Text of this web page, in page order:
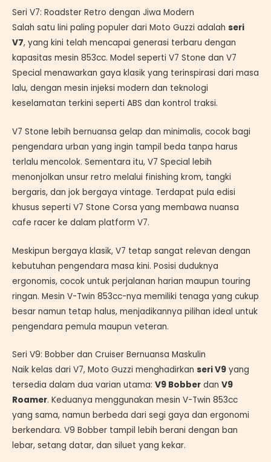
Seri V7: Roadster Retro dengan Jiwa Modern
Salah satu lini paling populer dari Moto Guzzi adalah seri
V7, yang kini telah mencapai generasi terbaru dengan
kapasitas mesin 853cc. Model seperti V7 Stone dan V7
Special menawarkan gaya klasik yang terinspirasi dari masa
lalu, dengan mesin injeksi modern dan teknologi
keselamatan terkini seperti ABS dan kontrol traksi.
V7 Stone lebih bernuansa gelap dan minimalis, cocok bagi
pengendara urban yang ingin tampil beda tanpa harus
terlalu mencolok. Sementara itu, V7 Special lebih
menonjolkan unsur retro melalui finishing krom, tangki
bergaris, dan jok bergaya vintage. Terdapat pula edisi
khusus seperti V7 Stone Corsa yang membawa nuansa
cafe racer ke dalam platform V7.
Meskipun bergaya klasik, V7 tetap sangat relevan dengan
kebutuhan pengendara masa kini. Posisi duduknya
ergonomis, cocok untuk perjalanan harian maupun touring
ringan. Mesin V-Twin 853cc-nya memiliki tenaga yang cukup
besar namun tetap halus, menjadikannya pilihan ideal untuk
pengendara pemula maupun veteran.
Seri V9: Bobber dan Cruiser Bernuansa Maskulin
Naik kelas dari V7, Moto Guzzi menghadirkan seri V9 yang
tersedia dalam dua varian utama: V9 Bobber dan V9
Roamer. Keduanya menggunakan mesin V-Twin 853cc
yang sama, namun berbeda dari segi gaya dan ergonomi
berkendara. V9 Bobber tampil lebih berani dengan ban
lebar, setang datar, dan siluet yang kekar.